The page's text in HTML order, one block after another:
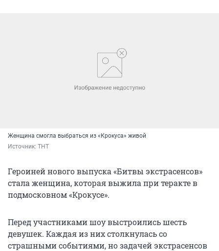
Женщина смогла выбраться из «Крокуса» живой
Источник: ТНТ
Героиней нового выпуска «Битвы экстрасенсов»
стала женщина, которая выжила при теракте в
подмосковном «Крокусе».
Перед участниками шоу выстроились шесть
девушек. Каждая из них столкнулась со
страшными событиями, но задачей экстрасенсов